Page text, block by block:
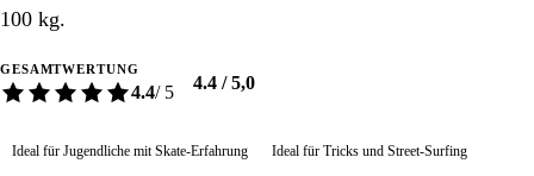
100 kg.
GESAMTWERTUNG
4.4/ 5 4.4 / 5,0
Ideal für Jugendliche mit Skate-Erfahrung
Ideal für Tricks und Street-Surfing